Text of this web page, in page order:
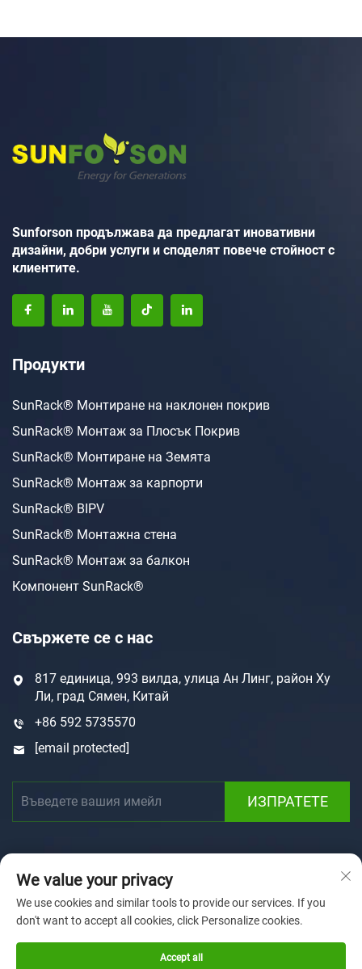
Sunforson продължава да предлагат иновативни
дизайни, добри услуги и споделят повече стойност с
клиентите.
Продукти
SunRack® Монтиране на наклонен покрив
SunRack® Монтаж за Плосък Покрив
SunRack® Монтиране на Земята
SunRack® Монтаж за карпорти
SunRack® BIPV
SunRack® Монтажна стена
SunRack® Монтаж за балкон
Компонент SunRack®
Свържете се с нас
817 единица, 993 вилда, улица Ан Линг, район Ху
Ли, град Сямен, Китай
+86 592 5735570
[email protected]
ИЗПРАТЕТЕ
Права на автора © 2025 от Xiamen Sunforson Power Co.,
Политика за поверителност
We value your privacy
We use cookies and similar tools to provide our services. If you
don't want to accept all cookies, click Personalize cookies.
Accept all